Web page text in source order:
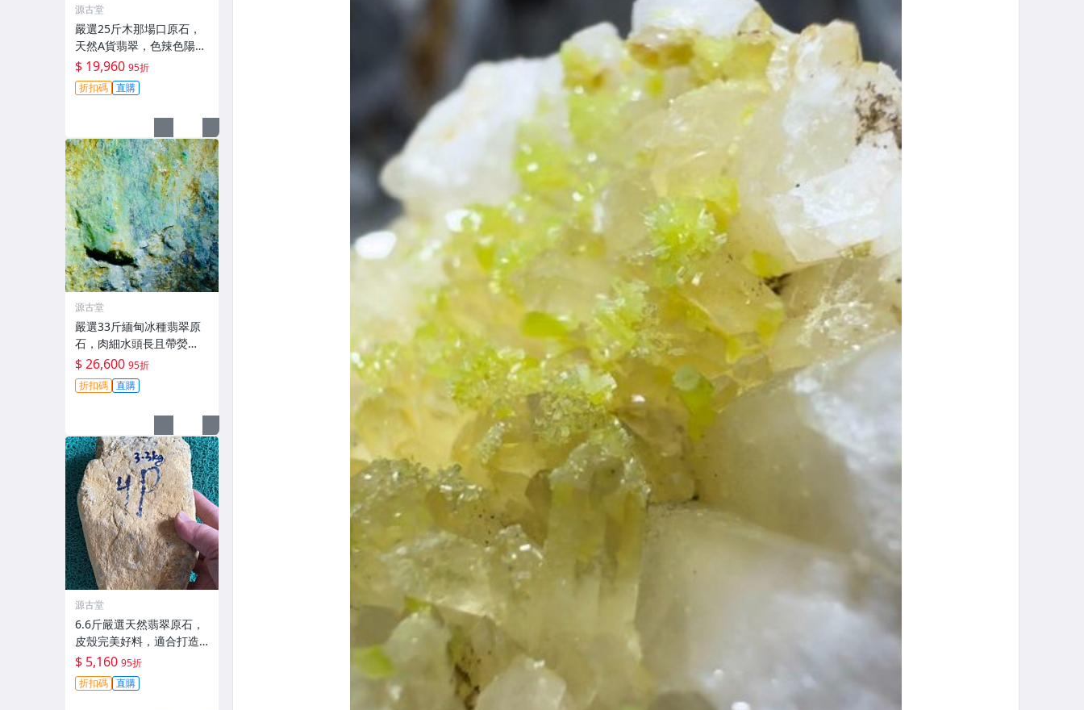
源古堂
嚴選25斤木那場口原石，
天然A貨翡翠，色辣色陽肉
質細膩，適合雕刻手鏈與
掛件 #翡翠 #天然翡翠 #A
貨翡翠玉石
$ 19,960 95折
折扣碼 直購
源古堂
嚴選33斤緬甸冰種翡翠原
石，肉細水頭長且帶熒
光，皮殼老辣適合大件雕
刻。天然A貨支持檢測，免
費開窗切料。 冰種 翡翠 原
$ 26,600 95折
折扣碼 直購
源古堂
6.6斤嚴選天然翡翠原石，
皮殼完美好料，適合打造
大器手鐲或吊牌，支持專
業加工。A貨保證品質優。
翡翠 翡翠原石 A貨翡翠
$ 5,160 95折
折扣碼 直購